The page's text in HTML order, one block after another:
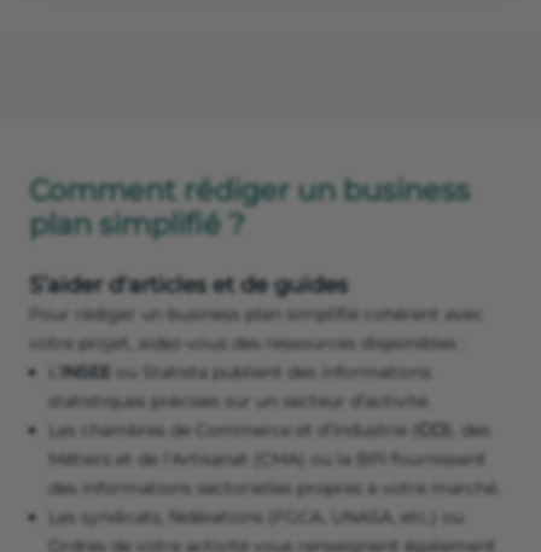
Comment rédiger un business
plan simplifié ?
S’aider d'articles et de guides
Pour rédiger un business plan simplifié cohérent avec
votre projet, aidez-vous des ressources disponibles :
INSEE
ou Statista publient des informations
statistiques précises sur un secteur d’activité.
Les chambres de Commerce et d’Industrie ( CCI ), des
Métiers et de l’Artisanat (CMA) ou la BPI fournissent
des informations sectorielles propres à votre marché.
Les syndicats, fédérations (FGCA, UNASA, etc.) ou
Ordres de votre activité vous renseignent également